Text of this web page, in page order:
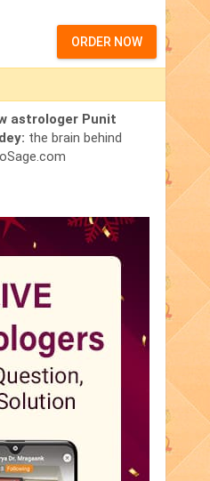
ORDER NOW
astrologer Punit
the brain behind